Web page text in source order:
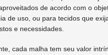
de acordo com o
de uso, ou para tecidos que
e necessidades.
cada malha tem seu valor